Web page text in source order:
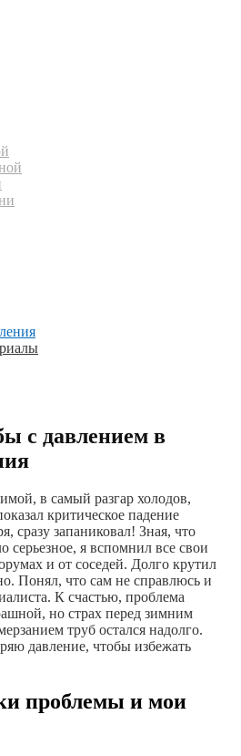
с давлением в
в самый разгар холодов,
критическое падение
сразу запаниковал! Зная, что
серьезное, я вспомнил все свои
и от соседей. Долго крутил
Понял, что сам не справлюсь и
К счастью, проблема
но страх перед зимним
труб остался надолго.
давление, чтобы избежать
проблемы и мои